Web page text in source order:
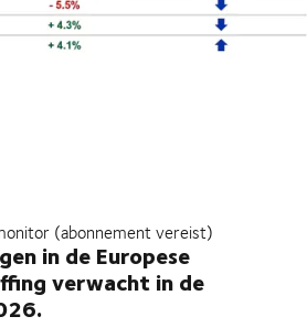
(abonnement vereist)
in de Europese
verwacht in de